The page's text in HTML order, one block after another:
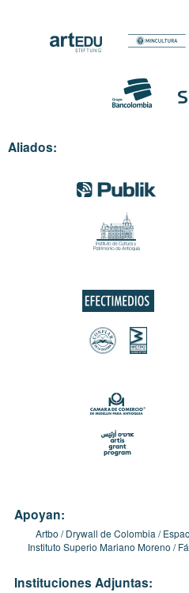
Aliados:
Apoyan:
Artbo Drywall de Colombia
Instituto Superio Mariano Moreno
Instituciones Adjuntas: